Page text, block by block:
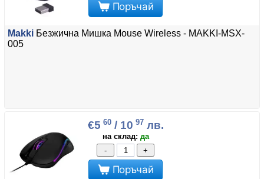
Поръчай
Makki Безжична Мишка Mouse Wireless - MAKKI-MSX-
005
€5 60/ 10 97 лв.
на склад: да
-
+
Поръчай